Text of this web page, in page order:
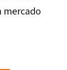
mercado